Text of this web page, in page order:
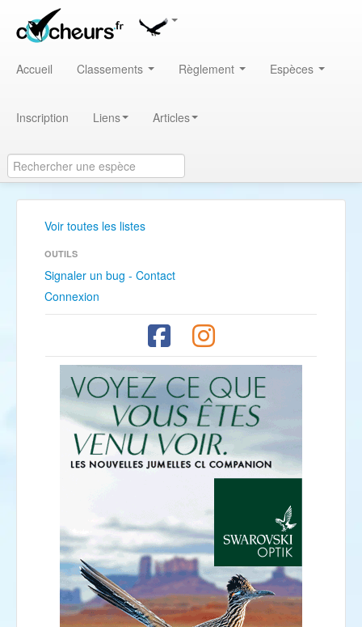
Accueil Classements Règlement Espèces
Inscription Liens Articles
Voir toutes les listes
OUTILS
Signaler un bug - Contact
Connexion